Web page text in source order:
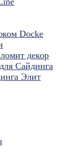
Docke
декор
Сайдинга
Элит